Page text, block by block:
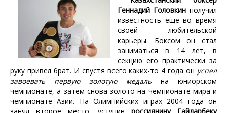
Геннадий Головкин получил
известность еще во время
своей любительской
карьеры. Боксом он стал
заниматься в 14 лет, в
секцию его практически за
руку привел брат. И спустя всего каких-то 4 года он успел
завоевать первую золотую медаль на юниорском
чемпионате, а затем снова золото на чемпионате мира и
чемпионате Азии. На Олимпийских играх 2004 года он